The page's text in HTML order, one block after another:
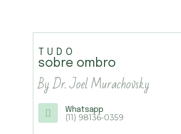
TUDO
sobre ombro
By Dr. Joel Murachovsky
Whatsapp
(11) 98136-0359